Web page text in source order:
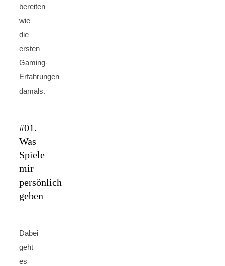
bereiten
wie
die
ersten
Gaming-
Erfahrungen
damals.
#01.
Was
Spiele
mir
persönlich
geben
Dabei
geht
es